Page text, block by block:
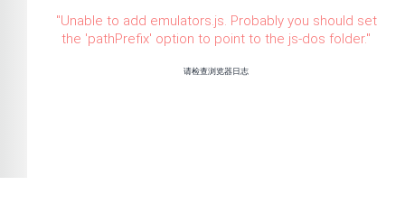
"Unable to add emulators.js. Probably you should set
the 'pathPrefix' option to point to the js-dos folder."
请检查浏览器日志